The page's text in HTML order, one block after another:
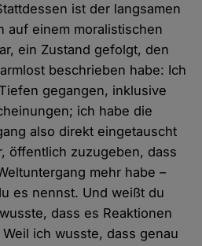
ist der langsamen
auf einem moralistischen
ein Zustand gefolgt, den
beschrieben habe: Ich
gegangen, inklusive
ich habe die
also direkt eingetauscht
öffentlich zuzugeben, dass
mehr habe –
es nennst. Und weißt du
dass es Reaktionen
ich wusste, dass genau